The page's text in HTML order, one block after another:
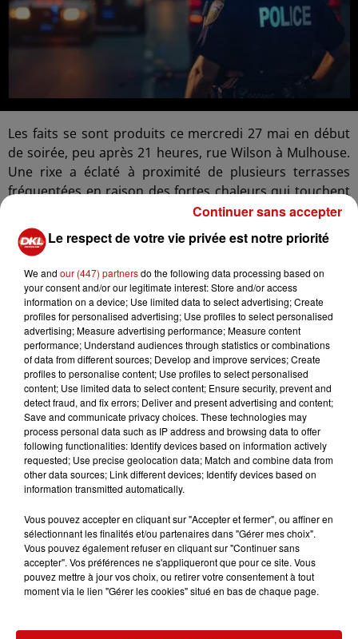
Les faits se sont produits ce mercredi 27 mai en début
de soirée, peu après 21 heures, rue Wilson à Mulhouse.
Une rixe a éclaté à proximité de plusieurs terrasses
fréquentées en raison des fortes chaleurs qui touchent
Au cours de l’altercation, un homme âgé de 45 ans a été
grièvement blessé par une arme blanche. Rapidement
alertés, les sapeurs-pompiers de Mulhouse sont
intervenus sur place quelques minutes après les faits
afin de prendre en charge la victime.
L’homme a été transporté en urgence absolue à l’hôpital
Émile-Muller. Son état de santé exact n’a pas été
communiqué dans l’immédiat.
Les forces de l’ordre ont sécurisé le secteur et effectué
des premières constatations durant une partie de la
soirée. La circulation dans la rue Wilson a finalement pu
reprendre aux alentours de 22h25.
Une enquête a été ouverte afin de déterminer les
les personnes impliquées.
Le respect de votre vie privée est notre priorité
We and our (447) partnersdo the following data processing based on
your consent and/or our legitimate interest: Store and/or access
information on a device; Use limited data to select advertising; Create
profiles for personalised advertising; Use profiles to select personalised
advertising; Measure advertising performance; Measure content
performance; Understand audiences through statistics or combinations
of data from different sources; Develop and improve services; Create
profiles to personalise content; Use profiles to select personalised
content; Use limited data to select content; Ensure security, prevent and
detect fraud, and fix errors; Deliver and present advertising and content;
Save and communicate privacy choices. These technologies may
process personal data such as IP address and browsing data to offer
following functionalities: Identify devices based on information actively
requested; Use precise geolocation data; Match and combine data from
other data sources; Link different devices; Identify devices based on
information transmitted automatically.
Vous pouvez accepter en cliquant sur "Accepter et fermer", ou affiner en
sélectionnant les finalités et/ou partenaires dans "Gérer mes choix".
Vous pouvez également refuser en cliquant sur "Continuer sans
accepter". Vos préférences ne s'appliqueront que pour ce site. Vous
pouvez mettre à jour vos choix, ou retirer votre consentement à tout
moment via le lien "Gérer les cookies" situé en bas de chaque page.
Continuer sans accepter